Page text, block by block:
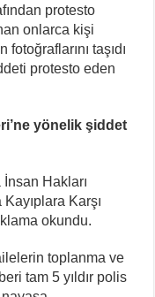
protesto
onlarca kişi
taşıdı
protesto eden
yönelik şiddet
Hakları
Karşı
okundu.
toplanma ve
tam 5 yıldır polis